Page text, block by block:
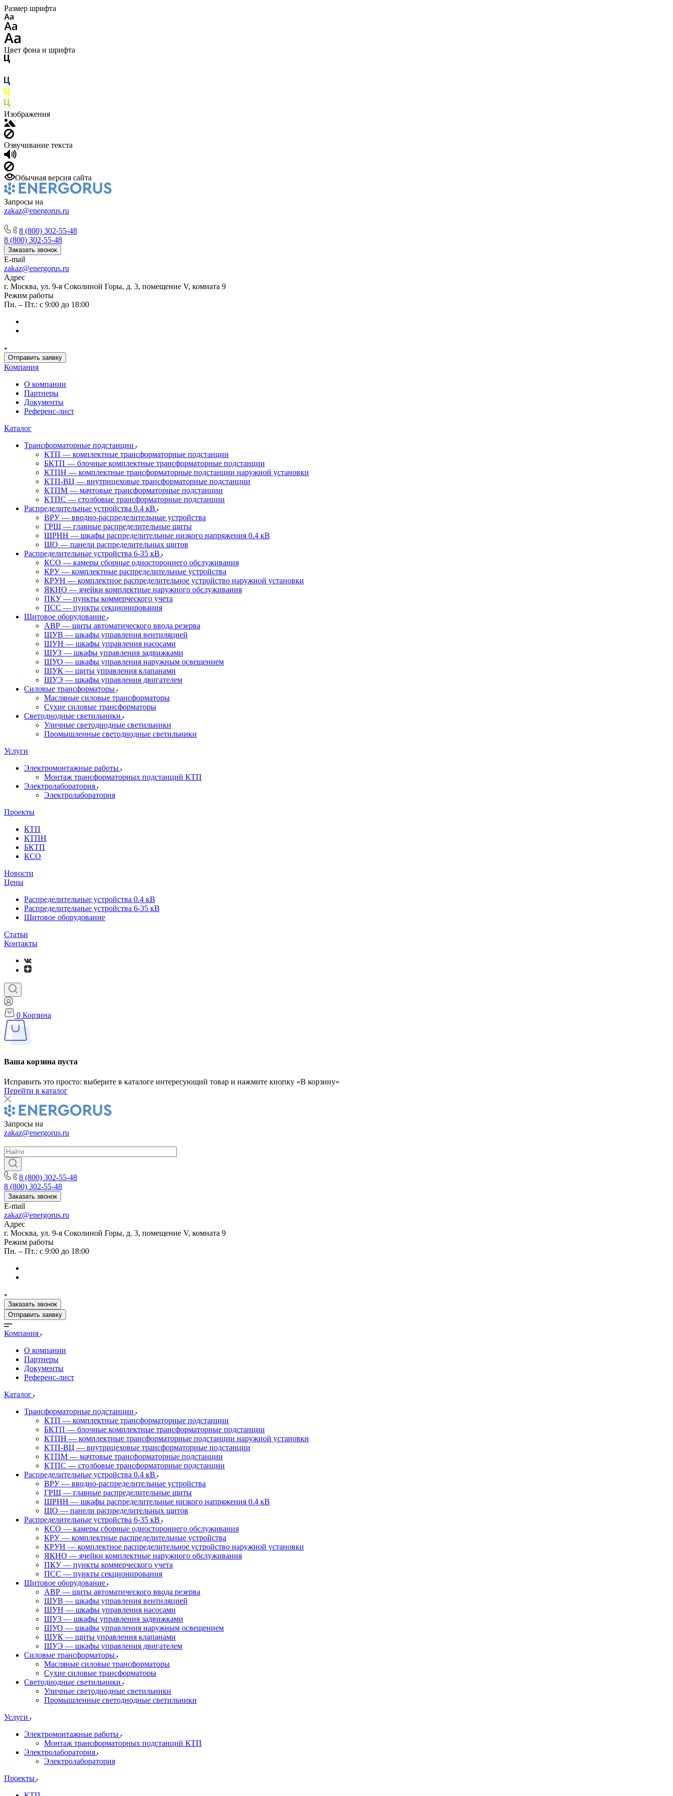
Размер шрифта
Цвет фона и шрифта
Изображения
Озвучивание текста
Обычная версия сайта
Запросы на
zakaz@energorus.ru
8 (800) 302-55-48
8 (800) 302-55-48
Заказать звонок
E-mail
zakaz@energorus.ru
Адрес
г. Москва, ул. 9-я Соколиной Горы, д. 3, помещение V, комната 9
Режим работы
Пн. – Пт.: с 9:00 до 18:00
Отправить заявку
Компания
О компании
Партнеры
Документы
Референс-лист
Каталог
Трансформаторные подстанции
КТП — комплектные трансформаторные подстанции
БКТП — блочные комплектные трансформаторные подстанции
КТПН — комплектные трансформаторные подстанции наружной установки
КТП-ВЦ — внутрицеховые трансформаторные подстанции
КТПМ — мачтовые трансформаторные подстанции
КТПС — столбовые трансформаторные подстанции
Распределительные устройства 0.4 кВ
ВРУ — вводно-распределительные устройства
ГРЩ — главные распределительные щиты
ШРНН — шкафы распределительные низкого напряжения 0.4 кВ
ЩО — панели распределительных щитов
Распределительные устройства 6-35 кВ
КСО — камеры сборные одностороннего обслуживания
КРУ — комплектные распределительные устройства
КРУН — комплектное распределительное устройство наружной установки
ЯКНО — ячейки комплектные наружного обслуживания
ПКУ — пункты коммерческого учета
ПСС — пункты секционирования
Щитовое оборудование
АВР — щиты автоматического ввода резерва
ШУВ — шкафы управления вентиляцией
ШУН — шкафы управления насосами
ШУЗ — шкафы управления задвижками
ШУО — шкафы управления наружным освещением
ШУК — щиты управления клапанами
ШУЭ — шкафы управления двигателем
Силовые трансформаторы
Масляные силовые трансформаторы
Сухие силовые трансформаторы
Светодиодные светильники
Уличные светодиодные светильники
Промышленные светодиодные светильники
Услуги
Электромонтажные работы
Монтаж трансформаторных подстанций КТП
Электролаборатория
Электролаборатория
Проекты
КТП
КТПН
БКТП
КСО
Новости
Цены
Распределительные устройства 0.4 кВ
Распределительные устройства 6-35 кВ
Щитовое оборудование
Статьи
Контакты
0 Корзина
Ваша корзина пуста
Исправить это просто: выберите в каталоге интересующий товар и нажмите кнопку «В корзину»
Перейти в каталог
Запросы на
zakaz@energorus.ru
8 (800) 302-55-48
8 (800) 302-55-48
Заказать звонок
E-mail
zakaz@energorus.ru
Адрес
г. Москва, ул. 9-я Соколиной Горы, д. 3, помещение V, комната 9
Режим работы
Пн. – Пт.: с 9:00 до 18:00
Заказать звонок
Отправить заявку
Компания
О компании
Партнеры
Документы
Референс-лист
Каталог
Трансформаторные подстанции
КТП — комплектные трансформаторные подстанции
БКТП — блочные комплектные трансформаторные подстанции
КТПН — комплектные трансформаторные подстанции наружной установки
КТП-ВЦ — внутрицеховые трансформаторные подстанции
КТПМ — мачтовые трансформаторные подстанции
КТПС — столбовые трансформаторные подстанции
Распределительные устройства 0.4 кВ
ВРУ — вводно-распределительные устройства
ГРЩ — главные распределительные щиты
ШРНН — шкафы распределительные низкого напряжения 0.4 кВ
ЩО — панели распределительных щитов
Распределительные устройства 6-35 кВ
КСО — камеры сборные одностороннего обслуживания
КРУ — комплектные распределительные устройства
КРУН — комплектное распределительное устройство наружной установки
ЯКНО — ячейки комплектные наружного обслуживания
ПКУ — пункты коммерческого учета
ПСС — пункты секционирования
Щитовое оборудование
АВР — щиты автоматического ввода резерва
ШУВ — шкафы управления вентиляцией
ШУН — шкафы управления насосами
ШУЗ — шкафы управления задвижками
ШУО — шкафы управления наружным освещением
ШУК — щиты управления клапанами
ШУЭ — шкафы управления двигателем
Силовые трансформаторы
Масляные силовые трансформаторы
Сухие силовые трансформаторы
Светодиодные светильники
Уличные светодиодные светильники
Промышленные светодиодные светильники
Услуги
Электромонтажные работы
Монтаж трансформаторных подстанций КТП
Электролаборатория
Электролаборатория
Проекты